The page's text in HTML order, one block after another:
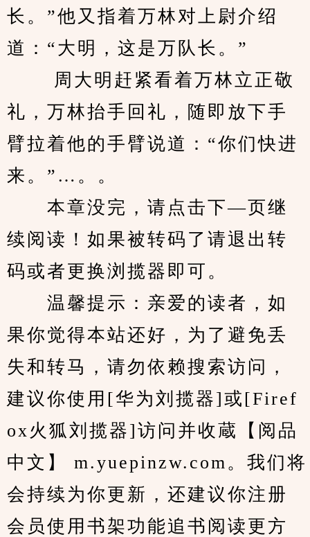
长。”他又指着万林对上尉介绍
道：“大明，这是万队长。”
礼，万林抬手回礼，随即放下手
臂拉着他的手臂说道：“你们快进
来。”…。。
本章没完，请点击下—页继
续阅读！如果被转码了请退出转
码或者更换浏揽器即可。
温馨提示：亲爱的读者，如
果你觉得本站还好，为了避免丢
失和转马，请勿依赖搜索访问，
建议你使用[华为刘揽器]或[Firef
ox火狐刘揽器]访问并收蔵【阅品
中文】 m.yuepinzw.com。我们将
会持续为你更新，还建议你注册
会员使用书架功能追书阅读更方